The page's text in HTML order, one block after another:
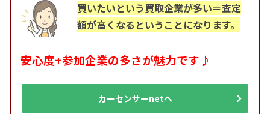
買いたいという買取企業が多い＝査定
額が高くなるということになります。
安心度+参加企業の多さが魅力です♪
カーセンサーnetへ